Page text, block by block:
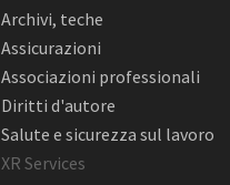
Colonne sonore (composizione,
realizzazione, licensing)
Copisteria grafica
Costruzioni e allestimenti
Diritti d'autore
Archivi, teche
Assicurazioni
Associazioni professionali
Diritti d'autore
Salute e sicurezza sul lavoro
XR Services